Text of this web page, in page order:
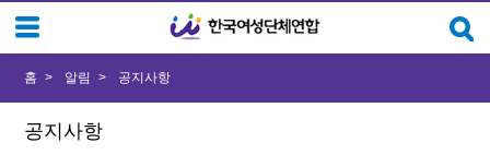
공지사항
홈 알림 공지사항